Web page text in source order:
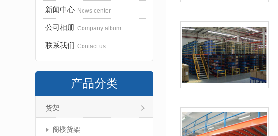
新闻中心 News center
公司相册 Company album
联系我们 Contact us
产品分类
货架
阁楼货架